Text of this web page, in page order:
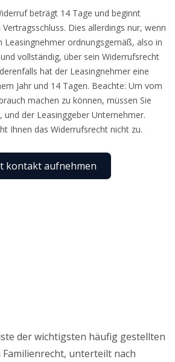
beträgt 14 Tage und beginnt
Dies allerdings nur, wenn
Leasingnehmer ordnungsgemäß, also in
vollständig, über sein Widerrufsrecht
hat der Leasingnehmer eine
Jahr und 14 Tagen. Beachte: Um vom
machen zu können, müssen Sie
und der Leasinggeber Unternehmer.
Ihnen das Widerrufsrecht nicht zu.
kontakt aufnehmen
der wichtigsten häufig gestellten
Familienrecht, unterteilt nach